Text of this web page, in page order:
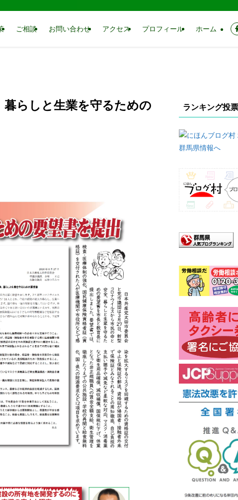
ご相談 お問い合わせ アクセス プロフィール ホーム
らしと生業を守るための
ランキング投